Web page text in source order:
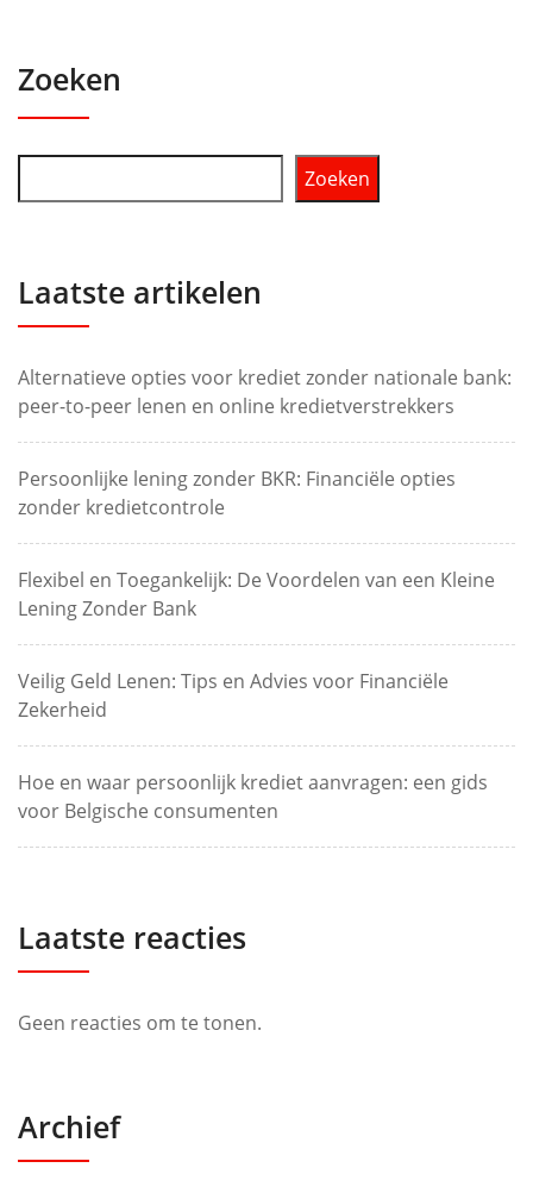
Zoeken
Zoeken
Laatste artikelen
Alternatieve opties voor krediet zonder nationale bank:
peer-to-peer lenen en online kredietverstrekkers
Persoonlijke lening zonder BKR: Financiële opties
zonder kredietcontrole
Flexibel en Toegankelijk: De Voordelen van een Kleine
Lening Zonder Bank
Veilig Geld Lenen: Tips en Advies voor Financiële
Zekerheid
Hoe en waar persoonlijk krediet aanvragen: een gids
voor Belgische consumenten
Laatste reacties
Geen reacties om te tonen.
Archief